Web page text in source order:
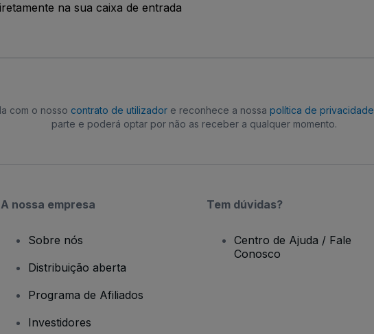
na sua caixa de entrada
com o nosso contrato de utilizador e reconhece a nossa política de privacidade
parte e poderá optar por não as receber a qualquer momento.
A nossa empresa
Sobre nós
Distribuição aberta
Programa de Afiliados
Investidores
Tem dúvidas?
Centro de Ajuda / Fale
Conosco